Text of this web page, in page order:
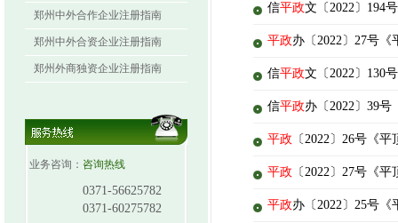
郑州中外合作企业注册指南
郑州中外合资企业注册指南
郑州外商独资企业注册指南
业务咨询： 咨询热线
0371-56625782
0371-60275782
信平政文〔2022〕194
平政办〔2022〕27号
信平政文〔2022〕130
信平政办〔2022〕39
平政 〔2022〕26号《
平政 〔2022〕27号《
平政办〔2022〕25号